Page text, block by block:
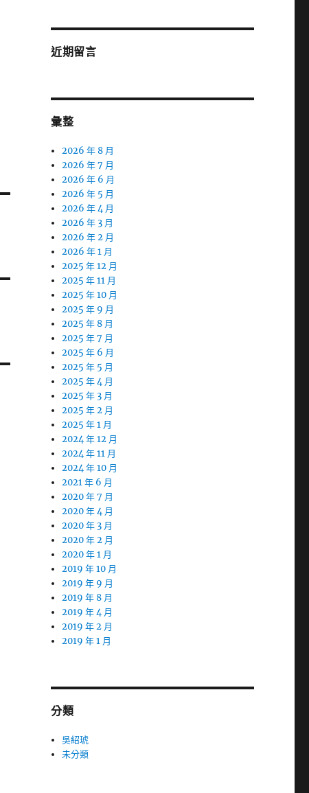
近期留言
彙整
2026 年 8 月
2026 年 7 月
2026 年 6 月
2026 年 5 月
2026 年 4 月
2026 年 3 月
2026 年 2 月
2026 年 1 月
2025 年 12 月
2025 年 11 月
2025 年 10 月
2025 年 9 月
2025 年 8 月
2025 年 7 月
2025 年 6 月
2025 年 5 月
2025 年 4 月
2025 年 3 月
2025 年 2 月
2025 年 1 月
2024 年 12 月
2024 年 11 月
2024 年 10 月
2021 年 6 月
2020 年 7 月
2020 年 4 月
2020 年 3 月
2020 年 2 月
2020 年 1 月
2019 年 10 月
2019 年 9 月
2019 年 8 月
2019 年 4 月
2019 年 2 月
2019 年 1 月
分類
吳紹琥
未分類